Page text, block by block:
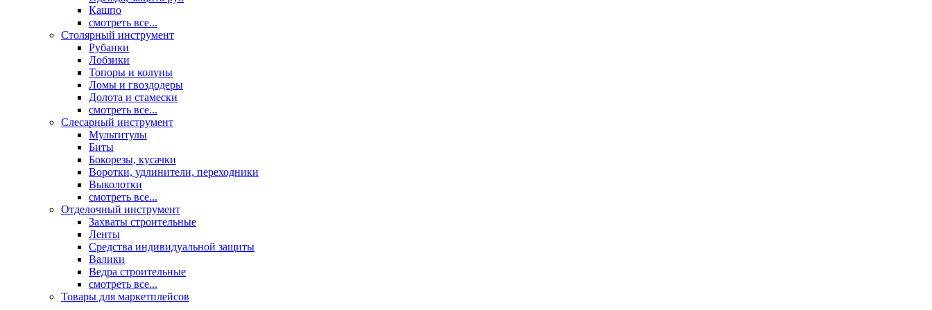
Кашпо
смотреть все...
Столярный инструмент
Рубанки
Лобзики
Топоры и колуны
Ломы и гвоздодеры
Долота и стамески
смотреть все...
Слесарный инструмент
Мультитулы
Биты
Бокорезы, кусачки
Воротки, удлинители, переходники
Выколотки
смотреть все...
Отделочный инструмент
Захваты строительные
Ленты
Средства индивидуальной защиты
Валики
Ведра строительные
смотреть все...
Товары для маркетплейсов